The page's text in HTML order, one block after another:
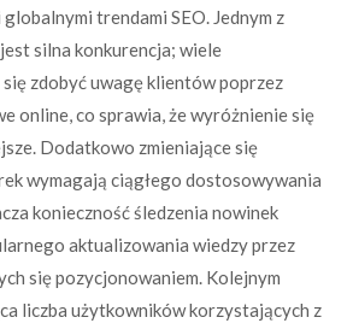
trendami SEO. Jednym z
silna konkurencja; wiele
zdobyć uwagę klientów poprzez
online, co sprawia, że wyróżnienie się
Dodatkowo zmieniające się
wymagają ciągłego dostosowywania
konieczność śledzenia nowinek
aktualizowania wiedzy przez
się pozycjonowaniem. Kolejnym
liczba użytkowników korzystających z